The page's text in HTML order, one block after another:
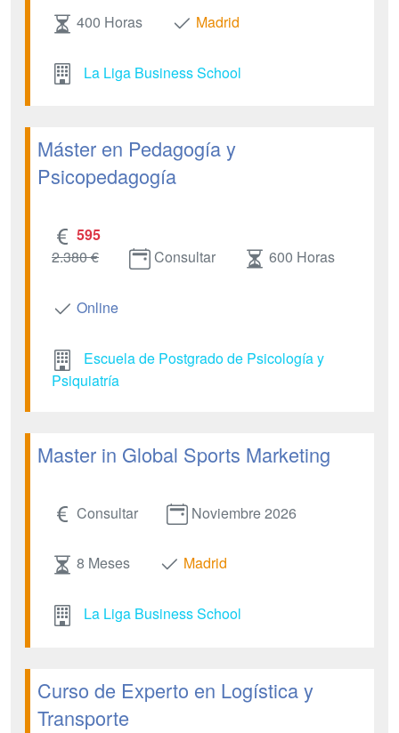
400 Horas Madrid
La Liga Business School
Máster en Pedagogía y
Psicopedagogía
595
2.380 €
Consultar 600 Horas
Online
Escuela de Postgrado de Psicología y
Psiquiatría
Master in Global Sports Marketing
Consultar Noviembre 2026
8 Meses Madrid
La Liga Business School
Curso de Experto en Logística y
Transporte